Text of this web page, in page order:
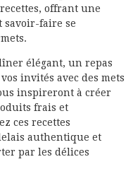
offrant une
faire se
élégant, un repas
invités avec des mets
inspireront à créer
frais et
ces recettes
authentique et
par les délices